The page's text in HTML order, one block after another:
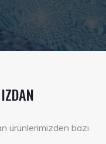
ürünlerimizden bazı